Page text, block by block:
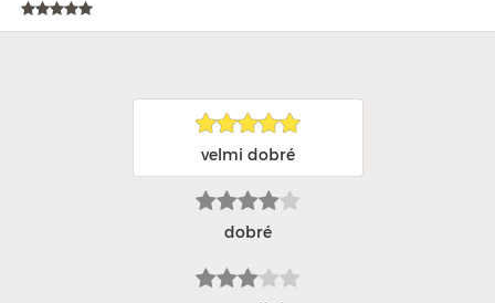
velmi dobré
dobré